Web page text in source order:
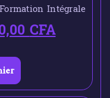
Intégrale
CFA